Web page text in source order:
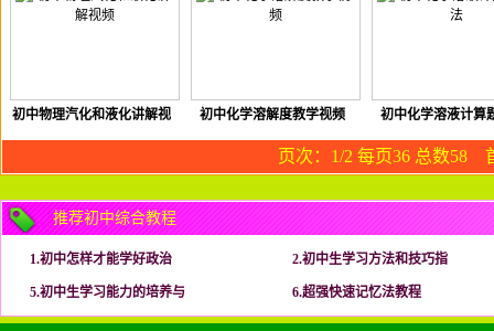
初中物理汽化和液化讲解视
频
初中化学溶解度教学视频 初中化学溶液计算
页次：1/2 每页36 总数58
推荐初中综合教程
1.初中怎样才能学好政治 2.初中生学习方法和技巧指
5.初中生学习能力的培养与 6.超强快速记忆法教程